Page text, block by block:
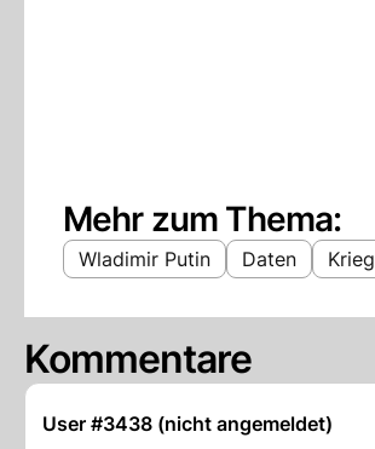
Mehr zum Thema:
Wladimir Putin Daten Krieg
Kommentare
User #3438 (nicht angemeldet)